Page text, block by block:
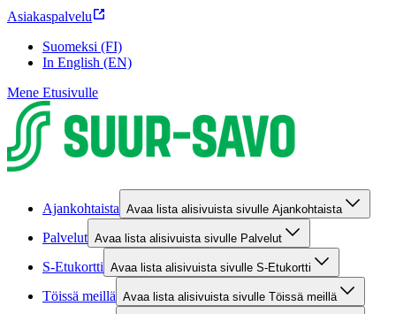
Asiakaspalvelu
Suomeksi (FI)
In English (EN)
Mene Etusivulle
Ajankohtaista Avaa lista alisivuista sivulle Ajankohtaista
Palvelut Avaa lista alisivuista sivulle Palvelut
S-Etukortti Avaa lista alisivuista sivulle S-Etukortti
Töissä meillä Avaa lista alisivuista sivulle Töissä meillä